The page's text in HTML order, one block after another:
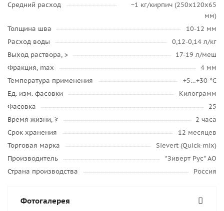
Средний расход
~1 кг/кирпич (250х120х65
мм)
Толщина шва
10-12 мм
Расход воды
0,12-0,14 л/кг
Выход раствора, >
17-19 л/меш
Фракция, max
4 мм
Температура применения
+5…+30 °C
Ед. изм. фасовки
Килограмм
Фасовка
25
Время жизни, ≥
2 часа
Срок хранения
12 месяцев
Торговая марка
Sievert (Quick-mix)
Производитель
"Зиверт Рус" АО
Страна производства
Россия
Фотогалерея